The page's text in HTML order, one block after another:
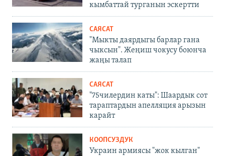
кымбаттай турганын эскертти
САЯСАТ
"Мыкты даярдыгы барлар гана
чыксын". Жеңиш чокусу боюнча
жаңы талап
САЯСАТ
"75чилердин каты": Шаардык сот
тараптардын апелляция арызын
карайт
КООПСУЗДУК
Украин армиясы "жок кылган"